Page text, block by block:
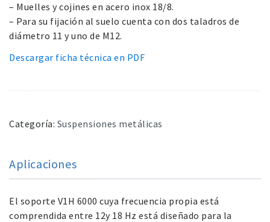
– Muelles y cojines en acero inox 18/8.
– Para su fijación al suelo cuenta con dos taladros de
diámetro 11 y uno de M12.
Descargar ficha técnica en PDF
Categoría: Suspensiones metálicas
Aplicaciones
El soporte V1H 6000 cuya frecuencia propia está
comprendida entre 12y 18 Hz está diseñado para la